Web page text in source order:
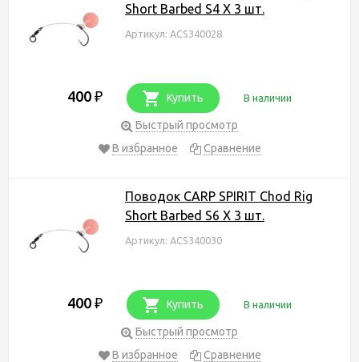
Short Barbed S4 X 3 шт.
Артикул: ACS340028
400 ₽ Купить В наличии
Быстрый просмотр
В избранное
Сравнение
Поводок CARP SPIRIT Chod Rig
Short Barbed S6 X 3 шт.
Артикул: ACS340030
400 ₽ Купить В наличии
Быстрый просмотр
В избранное
Сравнение